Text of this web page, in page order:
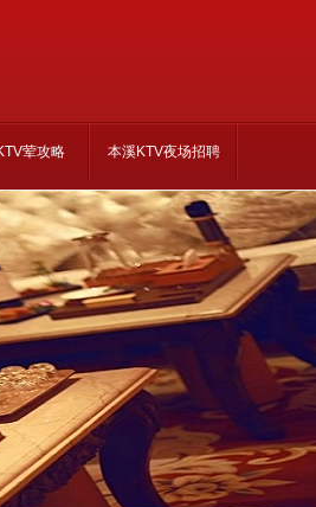
荤攻略 本溪KTV夜场招聘